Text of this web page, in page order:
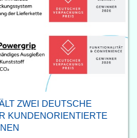
ZWEI DEUTSCHE
KUNDENORIENTIERTE